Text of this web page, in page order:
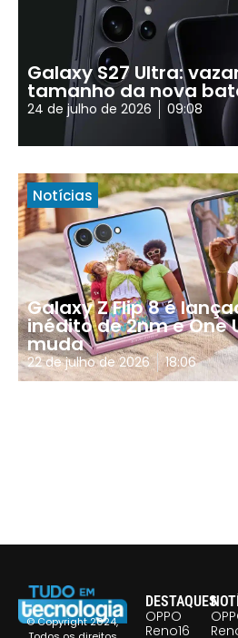
Galaxy S27 Ultra:
tamanho da nova
24 de julho de 2026 09:08
Notícias
Galaxy Z Flip 8 é
inédito de 2nm e One
muda
22 de julho de 2026 18:06
© Copyright 2024,
DESTAQUES
OPPO
Reno16